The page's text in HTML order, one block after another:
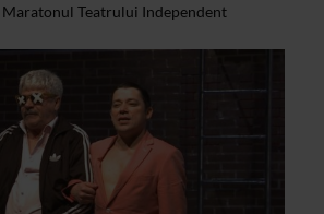
Teatrului Independent